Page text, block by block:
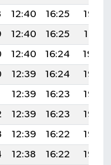
12:40 16:25
19:32
12:40 16:25
19:31
12:40 16:24
19:30
12:39 16:24
19:28
12:39 16:23
19:27
12:39 16:23
19:26
12:39 16:22
19:25
12:38 16:22 19:23